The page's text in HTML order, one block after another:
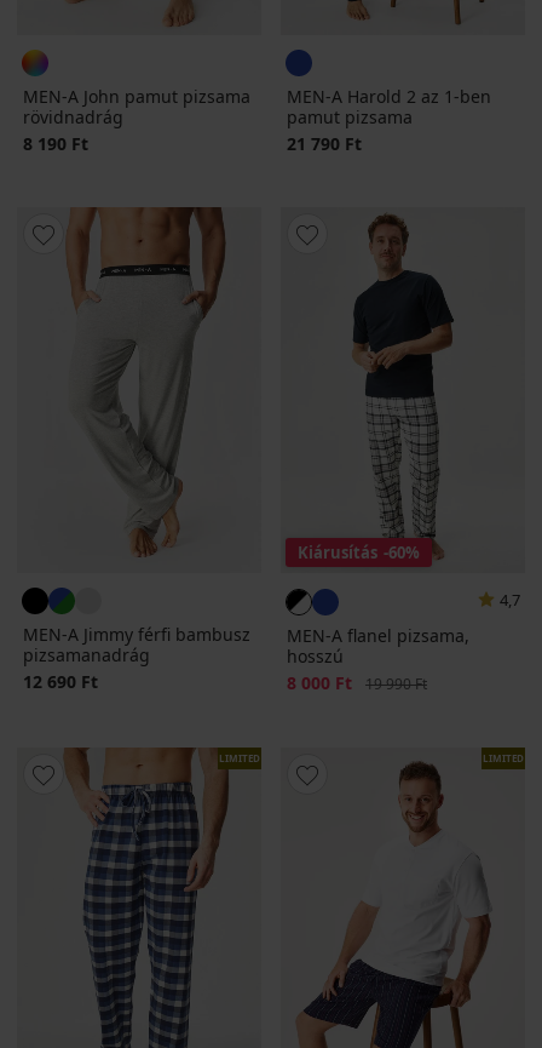
MEN-A John pamut pizsama
rövidnadrág
8 190 Ft
MEN-A Harold 2 az 1-ben
pamut pizsama
21 790 Ft
MEN-A Jimmy férfi bambusz
pizsamanadrág
12 690 Ft
Kiárusítás -60%
4,7
MEN-A flanel pizsama,
hosszú
Kedvezmény
8 000 Ft Eredeti ár
19 990 Ft
LIMITED LIMITED